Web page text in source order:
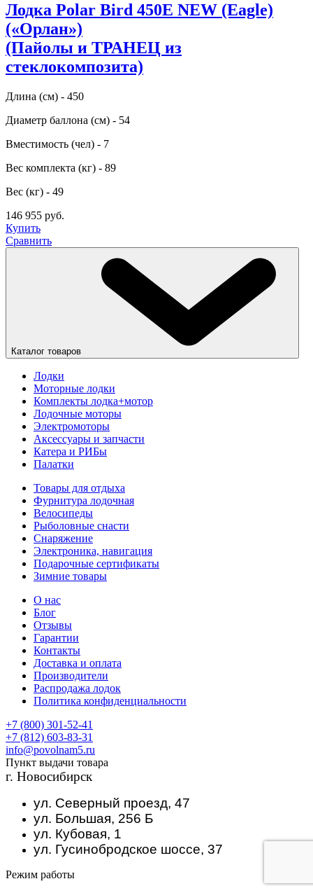
Лодка Polar Bird 450E NEW (Eagle)
(«Орлан»)
(Пайолы и ТРАНЕЦ из
стеклокомпозита)
Длина (см) - 450
Диаметр баллона (см) - 54
Вместимость (чел) - 7
Вес комплекта (кг) - 89
Вес (кг) - 49
146 955 руб.
Купить
Сравнить
Каталог товаров
Лодки
Моторные лодки
Комплекты лодка+мотор
Лодочные моторы
Электромоторы
Аксессуары и запчасти
Катера и РИБы
Палатки
Товары для отдыха
Фурнитура лодочная
Велосипеды
Рыболовные снасти
Снаряжение
Электроника, навигация
Подарочные сертификаты
Зимние товары
О нас
Блог
Отзывы
Гарантии
Контакты
Доставка и оплата
Производители
Распродажа лодок
Политика конфиденциальности
+7 (800) 301-52-41
+7 (812) 603-83-31
info@povolnam5.ru
Пункт выдачи товара
г. Новосибирск
ул. Северный проезд, 47
ул. Большая, 256 Б
ул. Кубовая, 1
ул. Гусинобродское шоссе, 37
Режим работы